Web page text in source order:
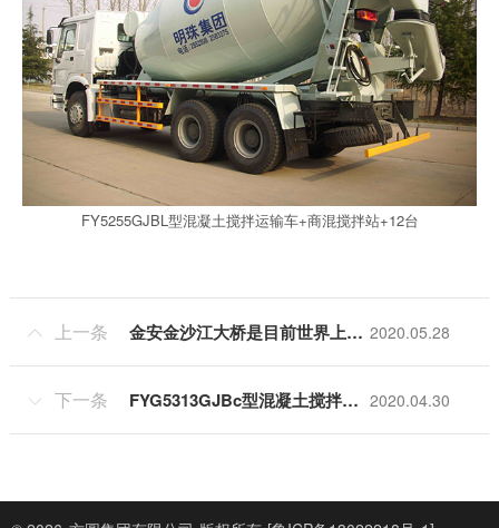
FY5255GJBL型混凝土搅拌运输车+商混搅拌站+12台
 上一条 金安金沙江大桥是目前世界上在建最大跨径的山区峡谷钢桁梁悬索桥 2020.05.28
 下一条 FYG5313GJBc型混凝土搅拌运输车-商品混凝土运输 2020.04.30